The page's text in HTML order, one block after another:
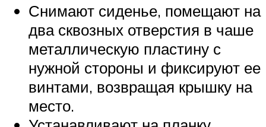
Снимают сиденье, помещают на
два сквозных отверстия в чаше
металлическую пластину с
нужной стороны и фиксируют ее
винтами, возвращая крышку на
место.